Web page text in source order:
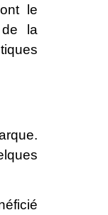
le
de la